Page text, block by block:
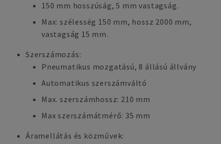
150 mm hosszúság, 5 mm vastagság.
Max: szélesség 150 mm, hossz 2000 mm,
vastagság 15 mm.
Szerszámozás:
Pneumatikus mozgatású, 8 állású állvány
Automatikus szerszámváltó
Max. szerszámhossz: 210 mm
Max szerszámátmérő: 35 mm
Áramellátás és közművek: